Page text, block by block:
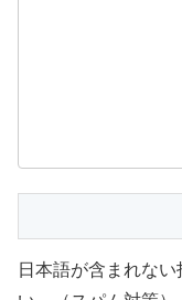
日本語が含まれな